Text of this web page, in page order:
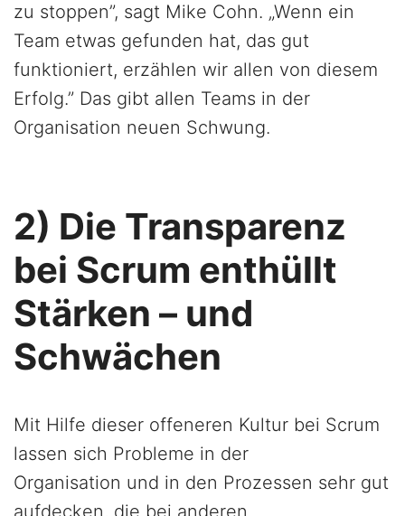
zu stoppen”, sagt Mike Cohn. „Wenn ein
Team etwas gefunden hat, das gut
funktioniert, erzählen wir allen von diesem
Erfolg.” Das gibt allen Teams in der
Organisation neuen Schwung.
2) Die Transparenz
bei Scrum enthüllt
Stärken – und
Schwächen
Mit Hilfe dieser offeneren Kultur bei Scrum
lassen sich Probleme in der
Organisation und in den Prozessen sehr gut
aufdecken, die bei anderen